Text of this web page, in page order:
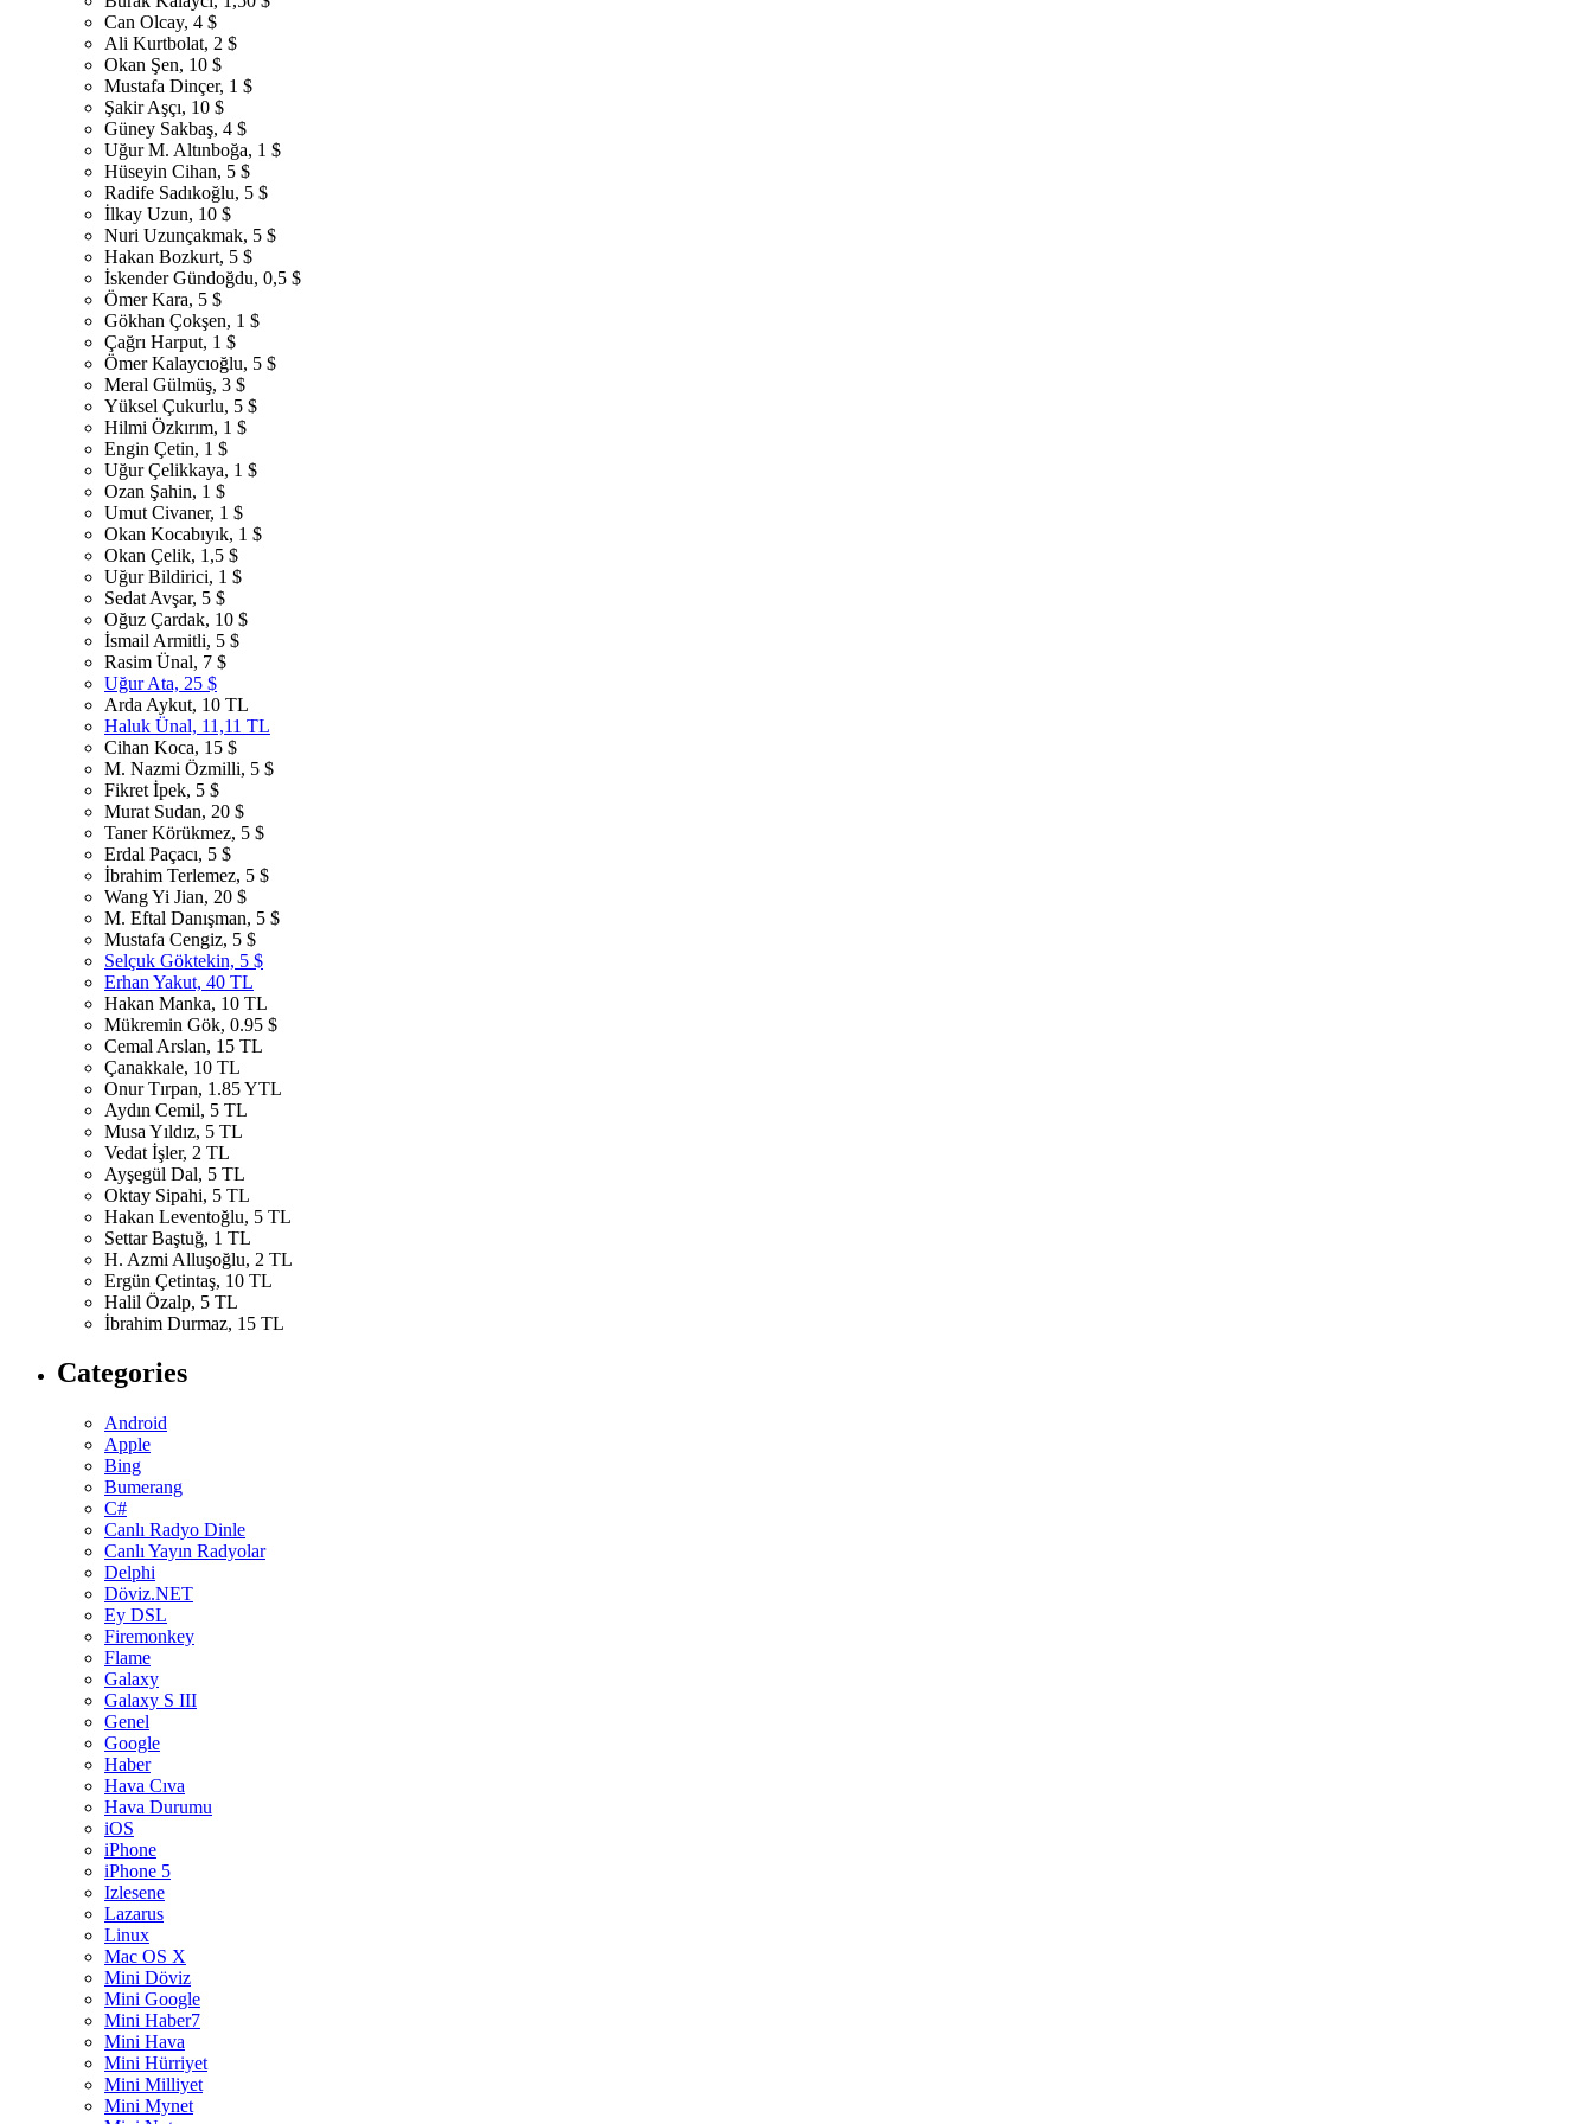
Can Olcay, 4 $
Ali Kurtbolat, 2 $
Okan Şen, 10 $
Mustafa Dinçer, 1 $
Şakir Aşçı, 10 $
Güney Sakbaş, 4 $
Uğur M. Altınboğa, 1 $
Hüseyin Cihan, 5 $
Radife Sadıkoğlu, 5 $
İlkay Uzun, 10 $
Nuri Uzunçakmak, 5 $
Hakan Bozkurt, 5 $
İskender Gündoğdu, 0,5 $
Ömer Kara, 5 $
Gökhan Çokşen, 1 $
Çağrı Harput, 1 $
Ömer Kalaycıoğlu, 5 $
Meral Gülmüş, 3 $
Yüksel Çukurlu, 5 $
Hilmi Özkırım, 1 $
Engin Çetin, 1 $
Uğur Çelikkaya, 1 $
Ozan Şahin, 1 $
Umut Civaner, 1 $
Okan Kocabıyık, 1 $
Okan Çelik, 1,5 $
Uğur Bildirici, 1 $
Sedat Avşar, 5 $
Oğuz Çardak, 10 $
İsmail Armitli, 5 $
Rasim Ünal, 7 $
Uğur Ata, 25 $
Arda Aykut, 10 TL
Haluk Ünal, 11,11 TL
Cihan Koca, 15 $
M. Nazmi Özmilli, 5 $
Fikret İpek, 5 $
Murat Sudan, 20 $
Taner Körükmez, 5 $
Erdal Paçacı, 5 $
İbrahim Terlemez, 5 $
Wang Yi Jian, 20 $
M. Eftal Danışman, 5 $
Mustafa Cengiz, 5 $
Selçuk Göktekin, 5 $
Erhan Yakut, 40 TL
Hakan Manka, 10 TL
Mükremin Gök, 0.95 $
Cemal Arslan, 15 TL
Çanakkale, 10 TL
Onur Tırpan, 1.85 YTL
Aydın Cemil, 5 TL
Musa Yıldız, 5 TL
Vedat İşler, 2 TL
Ayşegül Dal, 5 TL
Oktay Sipahi, 5 TL
Hakan Leventoğlu, 5 TL
Settar Baştuğ, 1 TL
H. Azmi Alluşoğlu, 2 TL
Ergün Çetintaş, 10 TL
Halil Özalp, 5 TL
İbrahim Durmaz, 15 TL
Categories
Android
Apple
Bing
Bumerang
C#
Canlı Radyo Dinle
Canlı Yayın Radyolar
Delphi
Döviz.NET
Ey DSL
Firemonkey
Flame
Galaxy
Galaxy S III
Genel
Google
Haber
Hava Cıva
Hava Durumu
iOS
iPhone
iPhone 5
Izlesene
Lazarus
Linux
Mac OS X
Mini Döviz
Mini Google
Mini Haber7
Mini Hava
Mini Hürriyet
Mini Milliyet
Mini Mynet